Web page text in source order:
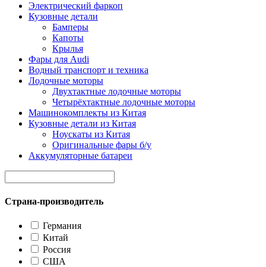
Электрический фаркоп
Кузовные детали
Бамперы
Капоты
Крылья
Фары для Audi
Водный транспорт и техника
Лодочные моторы
Двухтактные лодочные моторы
Четырёхтактные лодочные моторы
Машинокомплекты из Китая
Кузовные детали из Китая
Ноускаты из Китая
Оригинальные фары б/у
Аккумуляторные батареи
Страна-производитель
Германия
Китай
Россия
США